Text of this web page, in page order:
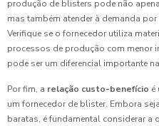
produção de blisters pode não
mas também atender à demanda
Verifique se o fornecedor utiliza
processos de produção com menor
pode ser um diferencial importante
Por fim, a relação custo-benefício é
um fornecedor de blister. Embora
baratas, é fundamental considerar